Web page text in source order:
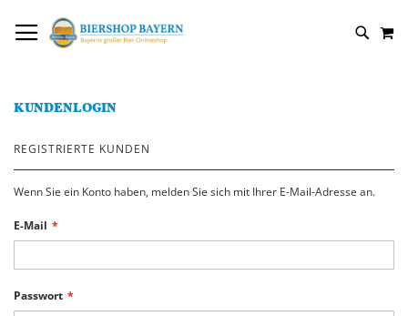
ZUM
INHALT
KUNDENLOGIN
REGISTRIERTE KUNDEN
Wenn Sie ein Konto haben, melden Sie sich mit Ihrer E-Mail-Adresse an.
E-Mail
Passwort